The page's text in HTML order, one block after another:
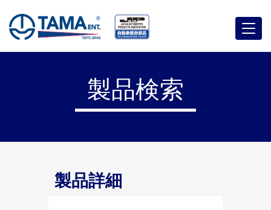
メ
ニ
製品検索
製品詳細